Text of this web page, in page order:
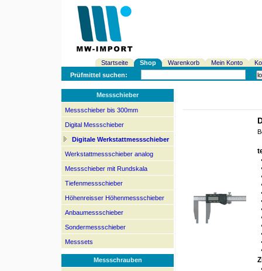
Startseite Shop Warenkorb Mein Konto
Prüfmittel suchen:
Messschieber
Messschieber bis 300mm
Digital Messschieber
Digitale Werkstattmessschieber
Werkstattmessschieber analog
Messschieber mit Rundskala
Tiefenmessschieber
Höhenreisser Höhenmessschieber
Anbaumessschieber
Sondermessschieber
Messsets
Messschrauben